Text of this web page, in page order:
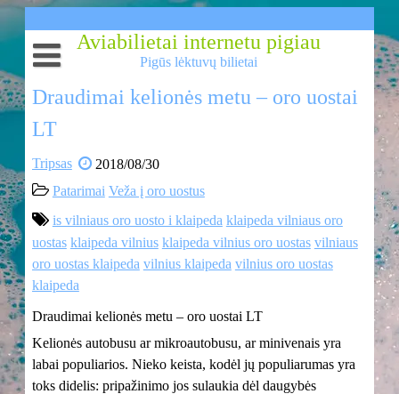
to
content
Aviabilietai internetu pigiau
Pigūs lėktuvų bilietai
Aviabilietai internetu
Aviabilietai
Skrendam pigiai? Tiesiogiai? Iš Vilniaus? Taip!
Pigūs lėktuvų bilietai
Lėktuvų bilietai
Pigių skrydžių pasiūlymai
Pigūs skrydžiai
Draudimai kelionės metu – oro uostai
LT
Tripsas
2018/08/30
Patarimai Veža į oro uostus
is vilniaus oro uosto i klaipeda klaipeda vilniaus oro
uostas klaipeda vilnius klaipeda vilnius oro uostas vilniaus
oro uostas klaipeda vilnius klaipeda vilnius oro uostas
klaipeda
Draudimai kelionės metu – oro uostai LT
Kelionės autobusu ar mikroautobusu, ar minivenais yra
labai populiarios. Nieko keista, kodėl jų populiarumas yra
toks didelis: pripažinimo jos sulaukia dėl daugybės